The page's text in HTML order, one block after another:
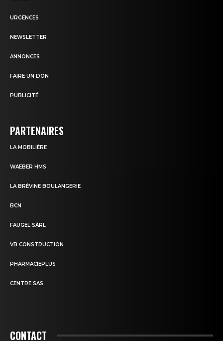
URGENCES
NEWSLETTER
ANNONCES
FAIRE UN DON
PUBLICITÉ
PARTENAIRES
LA MOBILIÈRE
WAEBER HMS
LA BRÉVINE BOULANGERIE
BCN
FAUGEL SÀRL
VB CONSTRUCTION
PHARMACIEPLUS
CENTRE SAS
CONTACT